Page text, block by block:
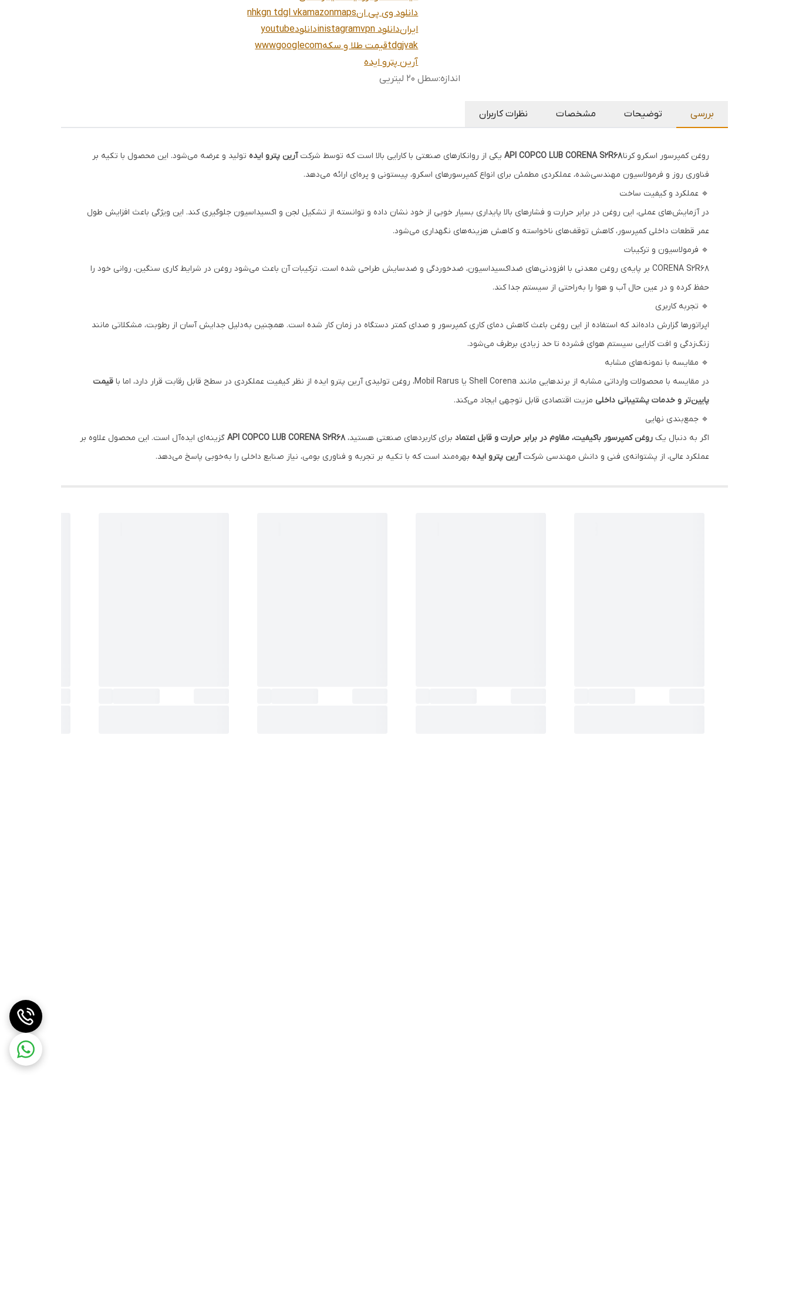
دانلود وی پی انmaps
amazon
nhkgn tdgl vk
ایراندانلود vpn inistagramدانلودyoutube
tdgjvakقیمت طلا و سکهwwwgooglecom
آرین پترو ایده
اندازه:سطل 20 لیتریی
بررسی توضیحات مشخصات نظرات کاربران
روغن کمپرسور اسکرو کرناAPI COPCO LUB CORENA S2R68 یکی از روانکارهای صنعتی با کارایی بالا است که توسط شرکتآرین پترو ایده تولید و عرضه می‌شود. این محصول با تکیه بر
فناوری روز و فرمولاسیون مهندسی‌شده، عملکردی مطمئن برای انواع کمپرسورهای اسکرو، پیستونی و پره‌ای ارائه می‌دهد.
🔹 عملکرد و کیفیت ساخت
در آزمایش‌های عملی، این روغن در برابر حرارت و فشارهای بالا پایداری بسیار خوبی از خود نشان داده و توانسته از تشکیل لجن و اکسیداسیون جلوگیری کند. این ویژگی باعث افزایش طول
عمر قطعات داخلی کمپرسور، کاهش توقف‌های ناخواسته و کاهش هزینه‌های نگهداری می‌شود.
🔹 فرمولاسیون و ترکیبات
CORENA S2R68 بر پایه‌ی روغن معدنی با افزودنی‌های ضد‌اکسیداسیون، ضد‌خوردگی و ضد‌سایش طراحی شده است. ترکیبات آن باعث می‌شود روغن در شرایط کاری سنگین، روانی خود را
حفظ کرده و در عین حال آب و هوا را به‌راحتی از سیستم جدا کند.
🔹 تجربه کاربری
اپراتورها گزارش داده‌اند که استفاده از این روغن باعث کاهش دمای کاری کمپرسور و صدای کمتر دستگاه در زمان کار شده است. همچنین به‌دلیل جدایش آسان از رطوبت، مشکلاتی مانند
زنگ‌زدگی و افت کارایی سیستم هوای فشرده تا حد زیادی برطرف می‌شود.
🔹 مقایسه با نمونه‌های مشابه
در مقایسه با محصولات وارداتی مشابه از برندهایی مانند Shell Corena یا Mobil Rarus، روغن تولیدی آرین پترو ایده از نظر کیفیت عملکردی در سطح قابل رقابت قرار دارد، اما با
قیمت
پایین‌تر و خدمات پشتیبانی داخلی مزیت اقتصادی قابل توجهی ایجاد می‌کند.
🔹 جمع‌بندی نهایی
اگر به دنبال یک روغن کمپرسور باکیفیت، مقاوم در برابر حرارت و قابل اعتماد برای کاربردهای صنعتی هستید،API COPCO LUB CORENA S2R68 گزینه‌ای ایده‌آل است. این محصول علاوه بر
عملکرد عالی، از پشتوانه‌ی فنی و دانش مهندسی شرکتآرین پترو ایده بهره‌مند است که با تکیه بر تجربه و فناوری بومی، نیاز صنایع داخلی را به‌خوبی پاسخ می‌دهد.